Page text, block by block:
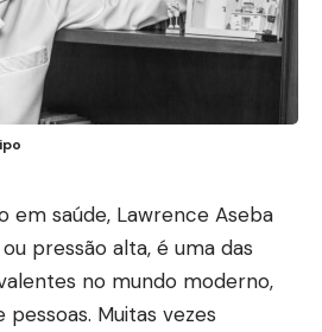
em saúde, Lawrence Aseba
pressão alta, é uma das
no mundo moderno,
Muitas vezes